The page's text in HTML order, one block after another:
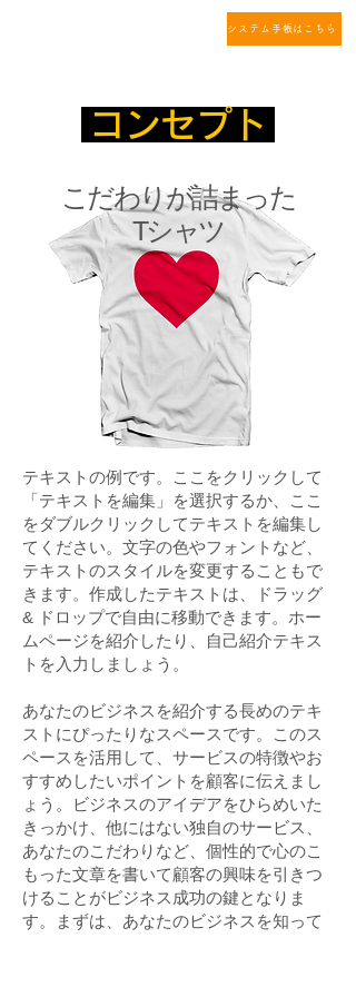
システム手帳はこちら
コンセプト
こだわりが詰まった
Tシャツ
テキストの例です。ここをクリックして
「テキストを編集」を選択するか、ここ
をダブルクリックしてテキストを編集し
てください。文字の色やフォントなど、
テキストのスタイルを変更することもで
きます。作成したテキストは、ドラッグ
& ドロップで自由に移動できます。ホー
ムページを紹介したり、自己紹介テキス
トを入力しましょう 。
あなたのビジネスを紹介する長めのテキ
ストにぴったりなスペースです。このス
ペースを活用して、サービスの特徴やお
すすめしたいポイントを顧客に伝えまし
ょう。ビジネスのアイデアをひらめいた
きっかけ、他にはない独自のサービス、
あなたのこだわりなど、個性的で心のこ
もった文章を書いて顧客の興味を引きつ
けることがビジネス成功の鍵となりま
す。まずは、あなたのビジネスを知って